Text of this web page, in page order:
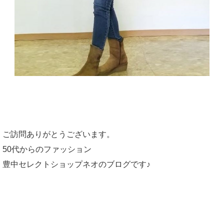
ご訪問ありがとうございます。
50代からのファッション
豊中セレクトショップネオのブログです♪